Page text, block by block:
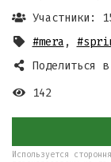
Участники:
#mera ,
Поделиться в
142
Используется